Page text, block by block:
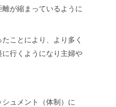
が縮まっているように
ことにより、より多く
行くようになり主婦や
ュメント（体制）に